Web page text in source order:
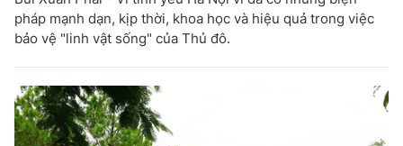
pháp mạnh dạn, kịp thời, khoa học và hiệu quả trong việc
bảo vệ "linh vật sống" của Thủ đô.